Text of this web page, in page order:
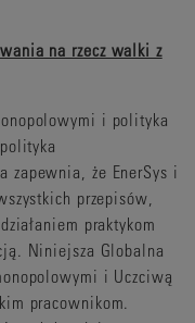
na rzecz walki z
i polityka
zapewnia, że EnerSys i
przepisów,
praktykom
Niniejsza Globalna
i Uczciwą
pracownikom.